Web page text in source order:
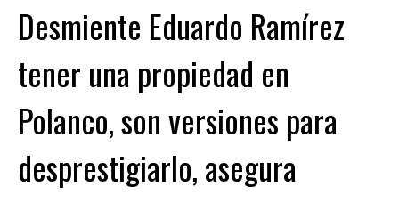
Desmiente Eduardo Ramírez
tener una propiedad en
Polanco, son versiones para
desprestigiarlo, asegura